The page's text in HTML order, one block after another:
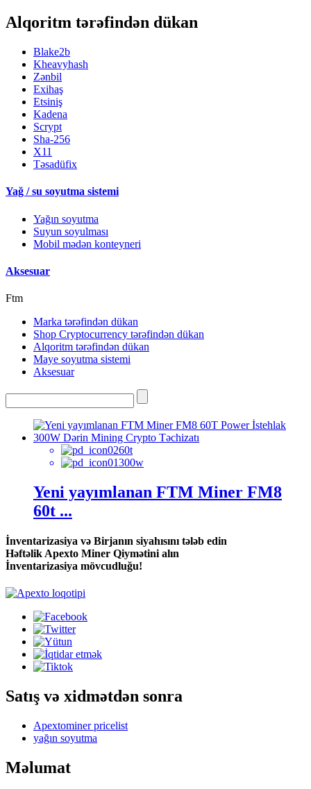
Alqoritm tərəfindən dükan
Blake2b
Kheavyhash
Zənbil
Exihaş
Etsiniş
Kadena
Scrypt
Sha-256
X11
Təsadüfix
Yağ / su soyutma sistemi
Yağın soyutma
Suyun soyulması
Mobil mədən konteyneri
Aksesuar
Ftm
Marka tərəfindən dükan
Shop Cryptocurrency tərəfindən dükan
Alqoritm tərəfindən dükan
Maye soyutma sistemi
Aksesuar
60t
300w
Yeni yayımlanan FTM Miner FM8
60t ...
İnventarizasiya və Birjanın siyahısını tələb edin
Həftəlik Apexto Miner Qiymətini alın
İnventarizasiya mövcudluğu!
Satış və xidmətdən sonra
Apextominer pricelist
yağın soyutma
Məlumat